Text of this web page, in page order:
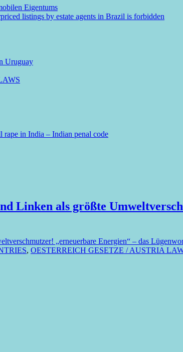
Eigentums
listings by estate agents in Brazil is forbidden
Uruguay
rape in India – Indian penal code
Linken als größte
„erneuerbare Energien“ – das
, OESTERREICH GESETZE / AUSTRIA